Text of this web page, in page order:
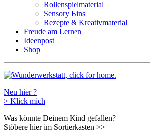
Rollenspielmaterial
Sensory Bins
Rezepte & Kreativmaterial
Freude am Lernen
Ideenpost
Shop
Neu hier ?
> Klick mich
Was könnte Deinem Kind gefallen?
Stöbere hier im Sortierkasten >>